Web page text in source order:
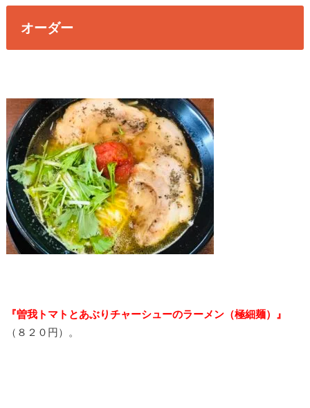
オーダー
『曽我トマトとあぶりチャーシューのラーメン（極細麺）』
（８２０円）。